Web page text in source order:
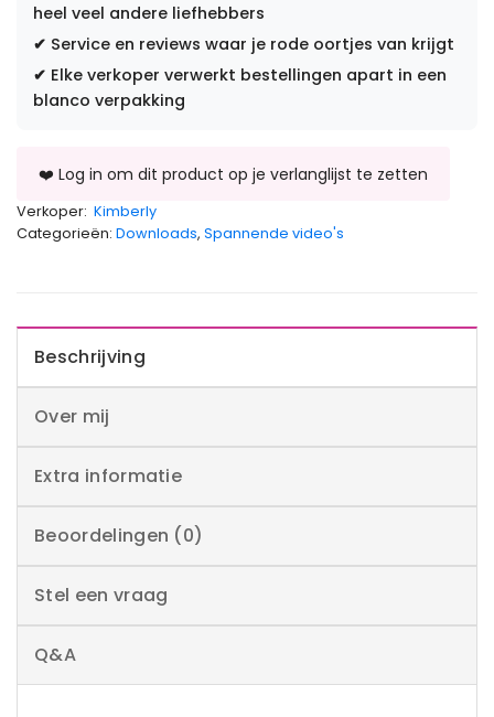
heel veel andere liefhebbers
✔ Service en reviews waar je rode oortjes van krijgt
✔ Elke verkoper verwerkt bestellingen apart in een
blanco verpakking
Verkoper: Kimberly
Categorieën: Downloads, Spannende video's
Beschrijving
Over mij
Extra informatie
Beoordelingen (0)
Stel een vraag
Q&A